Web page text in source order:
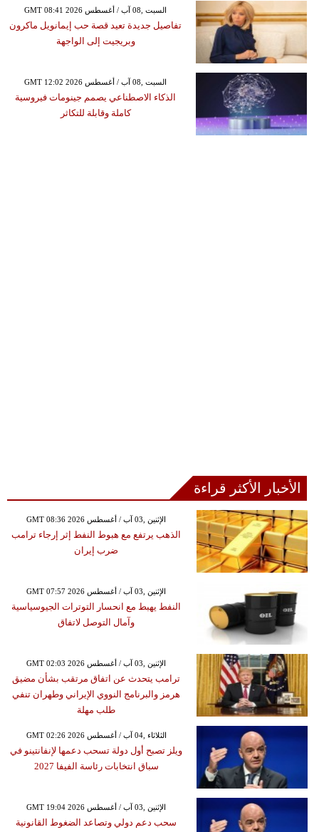
GMT 08:41 2026 السبت ,08 آب / أغسطس
تفاصيل جديدة تعيد قصة حب إيمانويل ماكرون
وبريجيت إلى الواجهة
GMT 12:02 2026 السبت ,08 آب / أغسطس
الذكاء الاصطناعي يصمم جينومات فيروسية
كاملة وقابلة للتكاثر
الأخبار الأكثر قراءة
GMT 08:36 2026 الإثنين ,03 آب / أغسطس
الذهب يرتفع مع هبوط النفط إثر إرجاء ترامب
ضرب إيران
GMT 07:57 2026 الإثنين ,03 آب / أغسطس
النفط يهبط مع انحسار التوترات الجيوسياسية
وآمال التوصل لاتفاق
GMT 02:03 2026 الإثنين ,03 آب / أغسطس
ترامب يتحدث عن اتفاق مرتقب بشأن مضيق
هرمز والبرنامج النووي الإيراني وطهران تنفي
طلب مهلة
GMT 02:26 2026 الثلاثاء ,04 آب / أغسطس
ويلز تصبح أول دولة تسحب دعمها لإنفانتينو في
سباق انتخابات رئاسة الفيفا 2027
GMT 19:04 2026 الإثنين ,03 آب / أغسطس
سحب دعم دولي وتصاعد الضغوط القانونية